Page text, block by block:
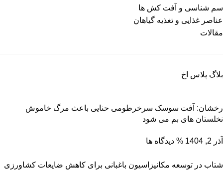
سم شناسی و آفت کش ها
عناصر غذایی و تغذیه گیاهان
مقالات
بلاگ پلاس اخ
رخشان: آفت سوسک سرخرطومی حنایی باعث مرگ خاموش
نخلستان های بم می شود
آذر 2, 1404 % دیدگاه ها
شتاب در توسعه مکانیزاسیون باغبانی برای کاهش ضایعات کشاورزی